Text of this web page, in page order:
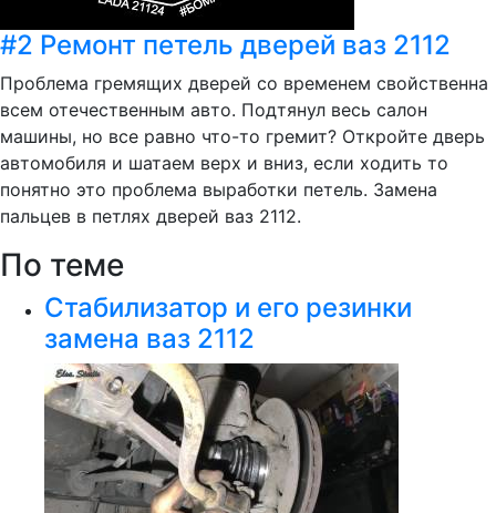
#2 Ремонт петель дверей ваз 2112
Проблема гремящих дверей со временем свойственна
всем отечественным авто. Подтянул весь салон
машины, но все равно что-то гремит? Откройте дверь
автомобиля и шатаем верх и вниз, если ходить то
понятно это проблема выработки петель. Замена
пальцев в петлях дверей ваз 2112.
По теме
Стабилизатор и его резинки
замена ваз 2112